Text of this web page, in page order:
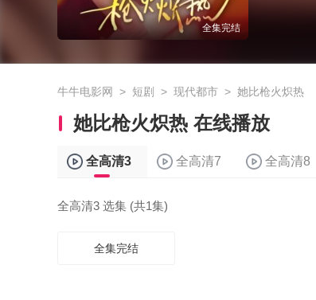
全集完结
牛牛电影网 > 短剧 > 现代都市 > 她比枪火炽热
她比枪火炽热 在线播放
全高清3 全高清7 全高清8
全高清3 选集 (共1集)
全集完结